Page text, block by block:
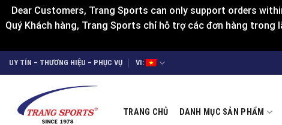
Dear Customers, Trang Sports can only support orders
Quý Khách hàng, Trang Sports chỉ hỗ trợ các đơn hàng
Skip
to
UY TÍN – THƯƠNG HIỆU – PHỤC VỤ VI:
TRANG CHỦ DANH MỤC SẢN PHẨM